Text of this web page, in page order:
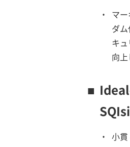
・
マ
ダ
キ
向
■
・ 小